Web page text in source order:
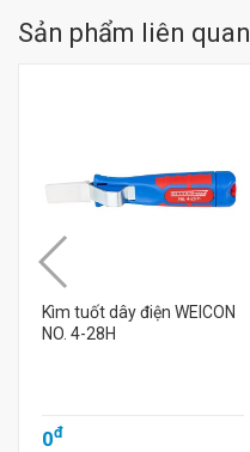
Sản phẩm liên quan
Kìm tuốt dây điện WEICON
NO. 4-28H
0đ